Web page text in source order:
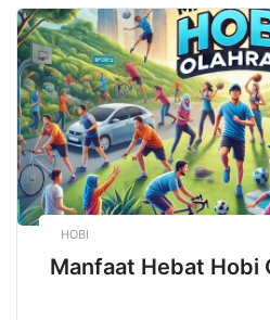
pentingnya kesehatan
yang belum mengenali gejala
mengkhawatirkan.
agar penanganan bisa […]
HOBI
Manfaat Hebat Hobi